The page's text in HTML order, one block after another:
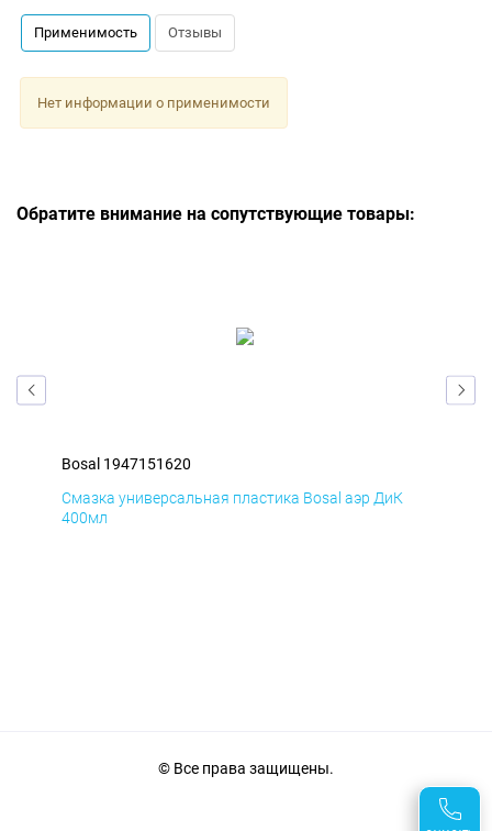
Применимость Отзывы
Нет информации о применимости
Обратите внимание на сопутствующие товары:
Bosal 1947151620
Смазка универсальная пластика Bosal аэр ДиК
400мл
© Все права защищены.